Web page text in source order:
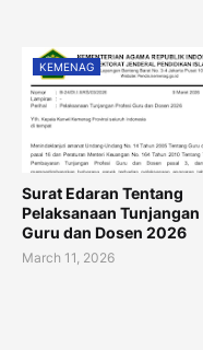
KEMENAG
Surat Edaran Tentang
Pelaksanaan Tunjangan
Guru dan Dosen 2026
March 11, 2026